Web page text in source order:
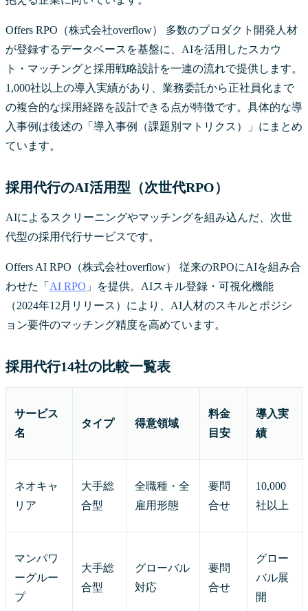
Offers RPO（株式会社overflow） 多数のプロダクト開発人材
が登録するデータベースを基盤に、AIを活用したスカウ
ト・マッチングと採用戦略設計を一連の流れで提供します。
1,000社以上の導入実績があり、業務委託から正社員化まで
の複合的な採用経路を設計できる点が特徴です。具体的な導
入事例は後述の「導入事例（課題別マトリクス）」にまとめ
ています。
採用代行のAI活用型（次世代RPO）
AIによるスクリーニングやマッチングを組み込んだ、次世
代型の採用代行サービスです。
Offers AI RPO（株式会社overflow） 従来のRPOにAIを組み合
わせた「 AI RPO 」を提供。AIスキル登録・可視化機能
（2024年12月リリース）により、AI人材のスキルとポジシ
ョン要件のマッチング精度を高めています。
採用代行14社の比較一覧表
サービス
名
タイプ 得意領域
料金
目安
導入実
績
ネオキャ
リア
大手総
合型
全職種・全
雇用形態
要問
合せ
10,000
社以上
マンパワ
ーグルー
プ
大手総
合型
グローバル
対応
要問
合せ
グロー
バル展
開